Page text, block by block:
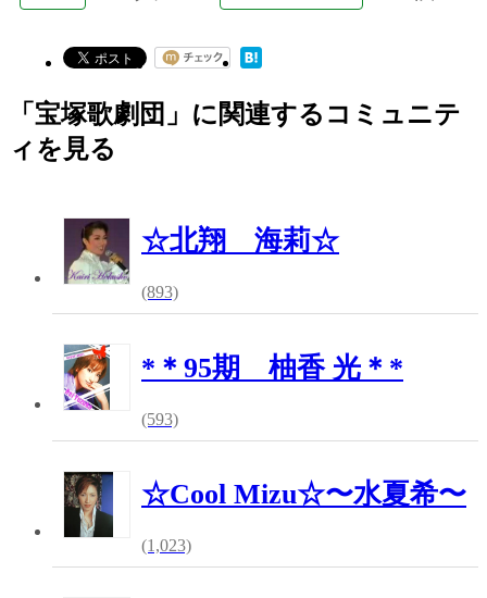
「宝塚歌劇団」に関連するコミュニテ
ィを見る
☆北翔 海莉☆
(893)
*＊95期 柚香 光＊*
(593)
☆Cool Mizu☆〜水夏希〜
(1,023)